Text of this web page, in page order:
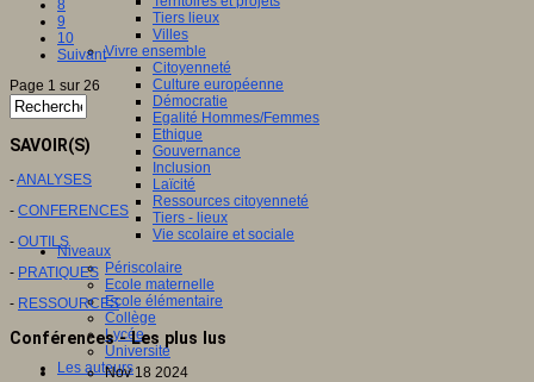
Tiers lieux
Villes
Vivre ensemble
Citoyenneté
Culture européenne
Démocratie
Egalité Hommes/Femmes
Ethique
Gouvernance
Inclusion
Laïcité
Ressources citoyenneté
Tiers - lieux
Vie scolaire et sociale
Niveaux
Périscolaire
Ecole maternelle
Ecole élémentaire
Collège
Lycée
Université
Les auteurs
8
9
10
Suivant
Page 1 sur 26
SAVOIR(S)
-ANALYSES
- CONFERENCES
- OUTILS
- PRATIQUES
- RESSOURCES
Conférences - Les plus lus
Nov 18 2024